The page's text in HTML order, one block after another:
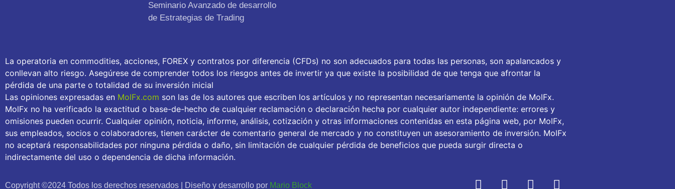
Seminario Avanzado de desarrollo
de Estrategias de Trading
La operatoria en commodities, acciones, FOREX y contratos por diferencia (CFDs) no son adecuados para todas las personas, son apalancados y
conllevan alto riesgo. Asegúrese de comprender todos los riesgos antes de invertir ya que existe la posibilidad de que tenga que afrontar la
pérdida de una parte o totalidad de su inversión inicial
Las opiniones expresadas en MolFx.com son las de los autores que escriben los artículos y no representan necesariamente la opinión de MolFx.
MolFx no ha verificado la exactitud o base-de-hecho de cualquier reclamación o declaración hecha por cualquier autor independiente: errores y
omisiones pueden ocurrir. Cualquier opinión, noticia, informe, análisis, cotización y otras informaciones contenidas en esta página web, por MolFx,
sus empleados, socios o colaboradores, tienen carácter de comentario general de mercado y no constituyen un asesoramiento de inversión. MolFx
no aceptará responsabilidades por ninguna pérdida o daño, sin limitación de cualquier pérdida de beneficios que pueda surgir directa o
indirectamente del uso o dependencia de dicha información.
Copyright ©2024 Todos los derechos reservados | Diseño y desarrollo por Mario Block